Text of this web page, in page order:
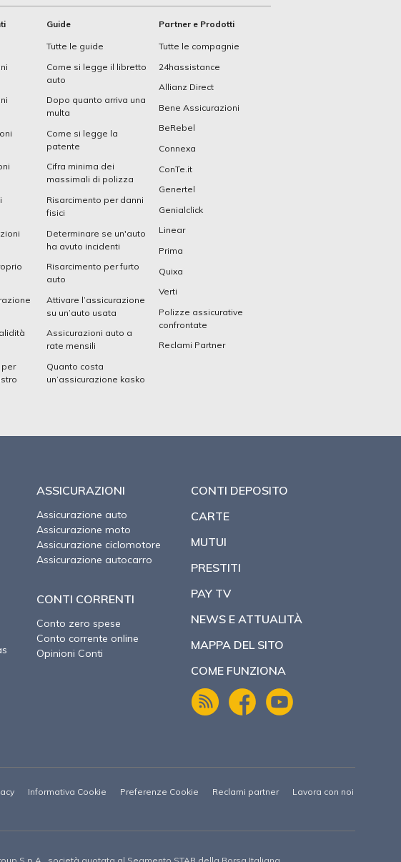
per
Guide
Tutte le guide
Come si legge il libretto
auto
Dopo quanto arriva una
multa
Come si legge la
patente
Cifra minima dei
massimali di polizza
Risarcimento per danni
fisici
Determinare se un'auto
ha avuto incidenti
Risarcimento per furto
auto
Attivare l’assicurazione
su un’auto usata
Assicurazioni auto a
rate mensili
Quanto costa
un’assicurazione kasko
Partner e Prodotti
Tutte le compagnie
24hassistance
Allianz Direct
Bene Assicurazioni
BeRebel
Connexa
ConTe.it
Genertel
Genialclick
Linear
Prima
Quixa
Verti
Polizze assicurative
confrontate
Reclami Partner
ASSICURAZIONI
Assicurazione auto
Assicurazione moto
Assicurazione ciclomotore
Assicurazione autocarro
CONTI CORRENTI
Conto zero spese
Conto corrente online
Opinioni Conti
CONTI DEPOSITO
CARTE
MUTUI
PRESTITI
PAY TV
NEWS E ATTUALITÀ
MAPPA DEL SITO
COME FUNZIONA
Informativa Cookie Preferenze Cookie Reclami partner
Lavora con noi